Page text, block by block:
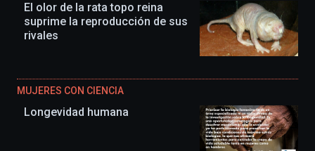
El olor de la rata topo reina
suprime la reproducción de sus
rivales
MUJERES CON CIENCIA
Longevidad humana